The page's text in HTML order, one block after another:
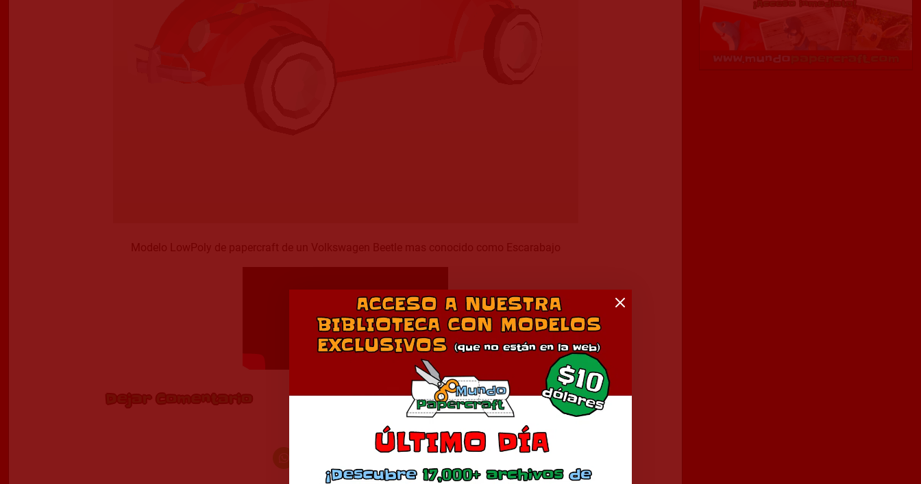
Modelo LowPoly de papercraft de un Volkswagen Beetle mas conocido como Escarabajo
Dejar Comentario Descarga en 2